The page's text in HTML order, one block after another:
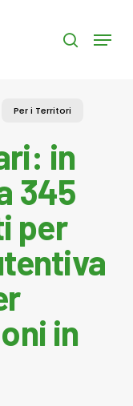
search
Menu
Per i Territori
in
345
per
in